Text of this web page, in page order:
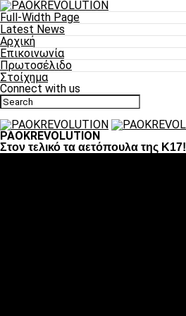
Full-Width Page
Latest News
Αρχική
Επικοινωνία
Πρωτοσέλιδο
Στοίχημα
Connect with us
PAOKREVOLUTION
Στον τελικό τα αετόπουλα της Κ17!